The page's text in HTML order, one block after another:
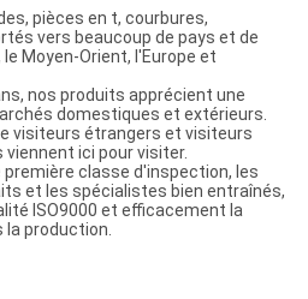
pièces en t, courbures,
vers beaucoup de pays et de
Moyen-Orient, l'Europe et
nos produits apprécient une
domestiques et extérieurs.
visiteurs étrangers et visiteurs
ici pour visiter.
classe d'inspection, les
et les spécialistes bien entraînés,
ISO9000 et efficacement la
la production.